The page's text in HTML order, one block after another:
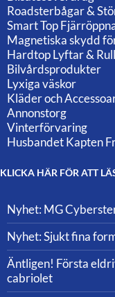
Roadsterbågar &
Smart Top
Magnetiska skydd
Hardtop Lyftar &
Bilvårdsprodukter
Lyxiga väskor
Kläder och
Annonstorg
Vinterförvaring
Husbandet Kapten
KLICKA HÄR FÖR ATT
Nyhet: MG
Nyhet: Sjukt fina
Äntligen! Första
cabriolet